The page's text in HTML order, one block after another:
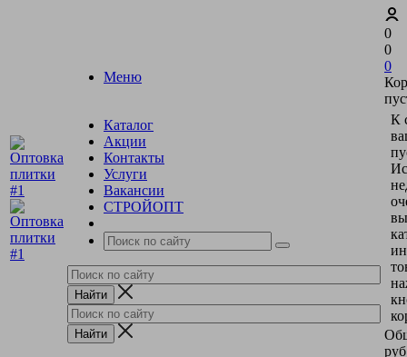
Меню
Каталог
Акции
Контакты
Услуги
Вакансии
СТРОЙОПТ
0
0
0
К